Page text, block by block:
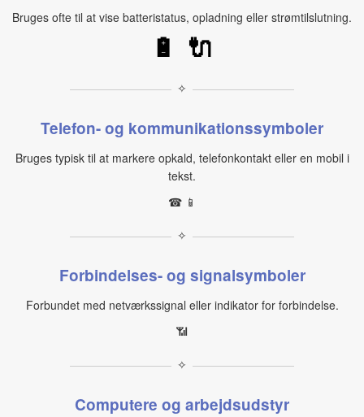
Bruges ofte til at vise batteristatus, opladning eller strømtilslutning.
🔋 🔌
✧
Telefon- og kommunikationssymboler
Bruges typisk til at markere opkald, telefonkontakt eller en mobil i
tekst.
☎ 📱
✧
Forbindelses- og signalsymboler
Forbundet med netværkssignal eller indikator for forbindelse.
📶
✧
Computere og arbejdsudstyr